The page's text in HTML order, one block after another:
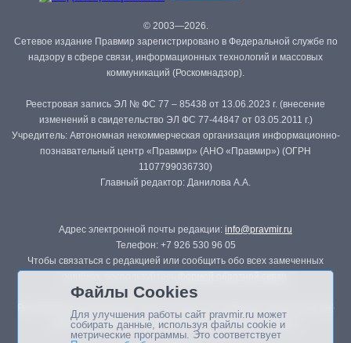
© 2003—2026.
Сетевое издание Правмир зарегистрировано в Федеральной службе по
надзору в сфере связи, информационных технологий и массовых
коммуникаций (Роскомнадзор).
Реестровая запись ЭЛ № ФС 77 – 85438 от 13.06.2023 г. (внесение
изменений в свидетельство ЭЛ ФС 77-44847 от 03.05.2011 г.)
Учредитель: Автономная некоммерческая организация информационно-
познавательный центр «Правмир» (АНО «Правмир») (ОГРН
1107799036730)
Главный редактор: Данилова А.А.
Адрес электронной почты редакции: info@pravmir.ru
Телефон: +7 926 530 96 05
Чтобы связаться с редакцией или сообщить обо всех замеченных
Републикация материалов сайта в печатных изданиях (книгах, прессе)
возможна только с письменного разрешения редакции.
Файлы Cookies
Для улучшения работы сайт pravmir.ru может
собирать данные, используя файлы cookie и
метрические программы. Это соответствует